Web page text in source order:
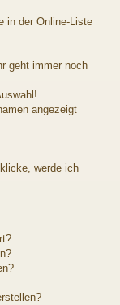
in der Online-Liste
geht immer noch
angezeigt
werde ich